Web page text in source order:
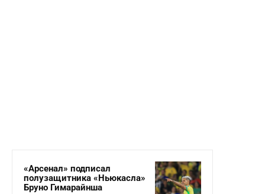
«Арсенал» подписал
полузащитника «Ньюкасла»
Бруно Гимарайнша